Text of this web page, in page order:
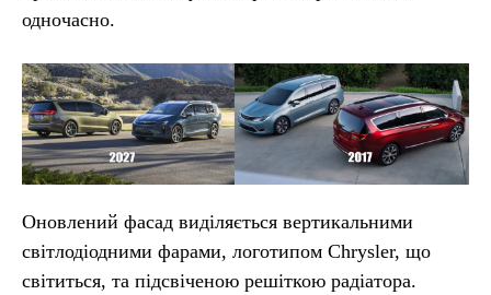
одночасно.
Оновлений фасад виділяється вертикальними
світлодіодними фарами, логотипом Chrysler, що
світиться, та підсвіченою решіткою радіатора.